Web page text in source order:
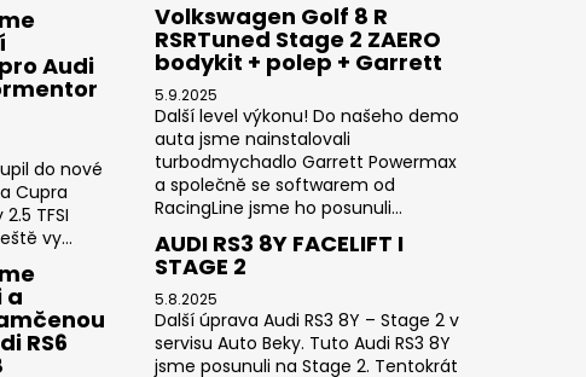
Audi
do nové
Cupra
TFSI
vy...
a
RS6
Volkswagen Golf 8 R
RSRTuned Stage 2 ZAERO
bodykit + polep + Garrett
5.9.2025
Další level výkonu! Do našeho demo
auta jsme nainstalovali
turbodmychadlo Garrett Powermax
a společně se softwarem od
RacingLine jsme ho posunuli...
AUDI RS3 8Y FACELIFT I
STAGE 2
5.8.2025
Další úprava Audi RS3 8Y – Stage 2 v
servisu Auto Beky. Tuto Audi RS3 8Y
jsme posunuli na Stage 2. Tentokrát